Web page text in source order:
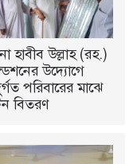
হাবীব উল্লাহ (রহ.)
উদ্যোগে
পরিবারের মাঝে
বিতরণ